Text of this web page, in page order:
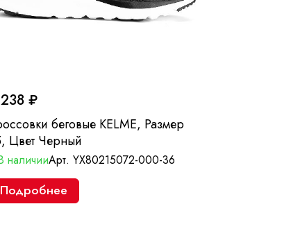
₽
беговые KELME, Размер
Цвет Черный
наличииАрт. YX80215072-000-36
Подробнее